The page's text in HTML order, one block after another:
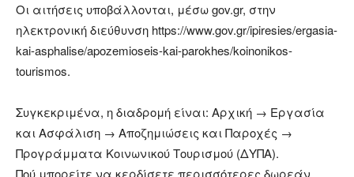
Οι αιτήσεις υποβάλλονται, μέσω gov.gr, στην
ηλεκτρονική διεύθυνση https://www.gov.gr/ipiresies/ergasia-
kai-asphalise/apozemioseis-kai-parokhes/koinonikos-
tourismos.
Συγκεκριμένα, η διαδρομή είναι: Αρχική → Εργασία
και Ασφάλιση → Αποζημιώσεις και Παροχές →
Προγράμματα Κοινωνικού Τουρισμού (ΔΥΠΑ).
Πού μπορείτε να κερδίσετε περισσότερες δωρεάν